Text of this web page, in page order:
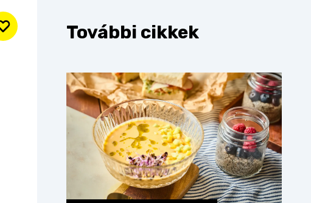
További cikkek